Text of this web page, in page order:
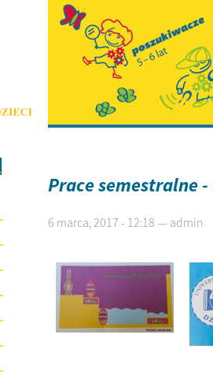
Prace semestralne
6 marca, 2017 - 12:18 — admin